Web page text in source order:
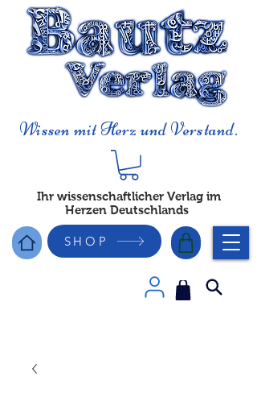
Wissen mit Herz und Verstand.
Ihr wissenschaftlicher Verlag im
Herzen Deutschlands
SHOP